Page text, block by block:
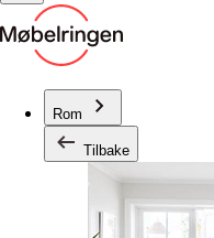
Rom
Tilbake